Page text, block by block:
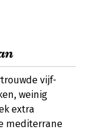
vijf-
weinig
extra
mediterrane